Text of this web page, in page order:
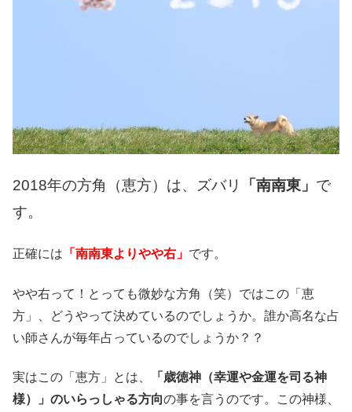
2018年の方角（恵方）は、ズバリ 「南南東」 で
す。
正確には 「南南東よりやや右」 です。
やや右って！とっても微妙な方角（笑）ではこの「恵
方」、どうやって決めているのでしょうか。誰か高名な占
い師さんが毎年占っているのでしょうか？？
実はこの「恵方」とは、
「歳徳神（幸運や金運を司る神
様）」のいらっしゃる方向の事を言うのです。この神様、